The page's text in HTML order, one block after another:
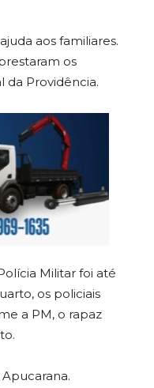
aos familiares.
os
da Providência.
Militar foi até
os policiais
a PM, o rapaz